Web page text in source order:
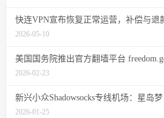
快连VPN宣布恢复正常运营，补偿与退
2026-05-10
美国国务院推出官方翻墙平台
2026-02-23
新兴小众Shadowsocks专线机场：星岛梦
2026-01-25